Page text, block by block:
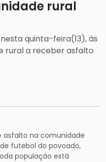
rural
quinta-feira(13), às
rural a receber asfalto
asfalto na comunidade
futebol do povoado,
população está